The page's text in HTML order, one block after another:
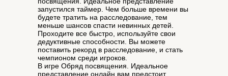
запустился таймер. Чем больше времени вы
будете тратить на расследование, тем
меньше шансов спасти невинных детей.
Проходите все быстро, используйте свои
дедуктивные способности. Вы можете
поставить рекорд в расследование, и стать
чемпионом среди игроков.
В игре Обряд посвящения. Идеальное
представление онлайн вам предстоит